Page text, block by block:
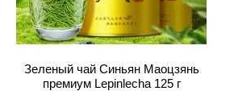
Зеленый чай Синьян Маоцзянь
премиум Lepinlecha 125 г